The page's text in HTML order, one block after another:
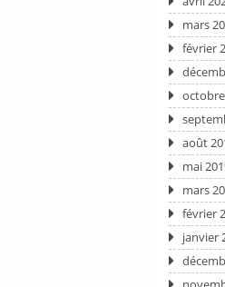
mars
février
août
mai
mars
février
janvier